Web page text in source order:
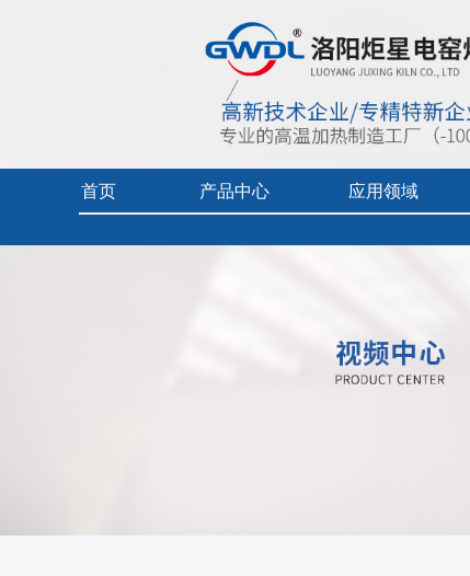
首页 产品中心 应用领域
热加工技术（空气）产品使用
首页> >产品使用及操作讲解视频